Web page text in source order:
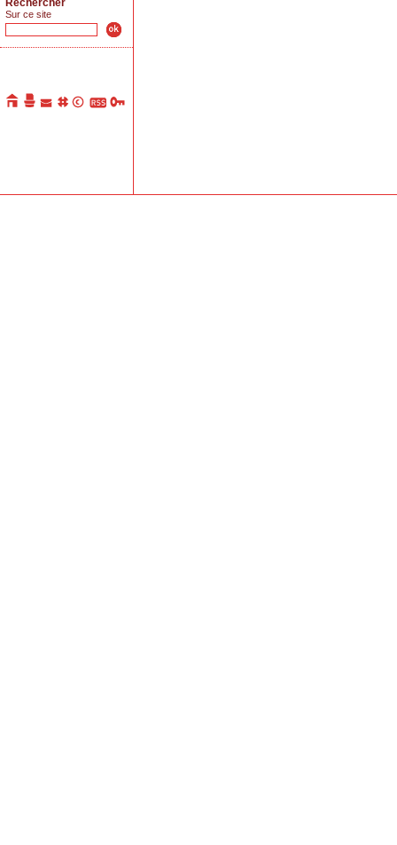
Rechercher
Sur ce site